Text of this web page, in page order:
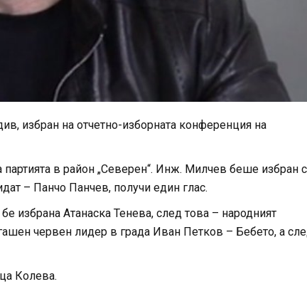
избран на отчетно-изборната конференция на
в район „Северен“. Инж. Милчев беше избран с
– Панчо Панчев, получи един глас.
избрана Атанаска Тенева, след това – народният
червен лидер в града Иван Петков – Бебето, а
Колева.